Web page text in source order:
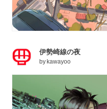
伊勢崎線の夜
by kawayoo